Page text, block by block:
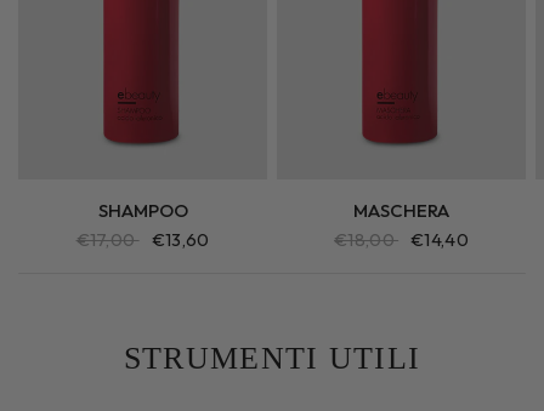
SHAMPOO
€17,00 €13,60
MASCHERA
€18,00 €14,40
STRUMENTI UTILI